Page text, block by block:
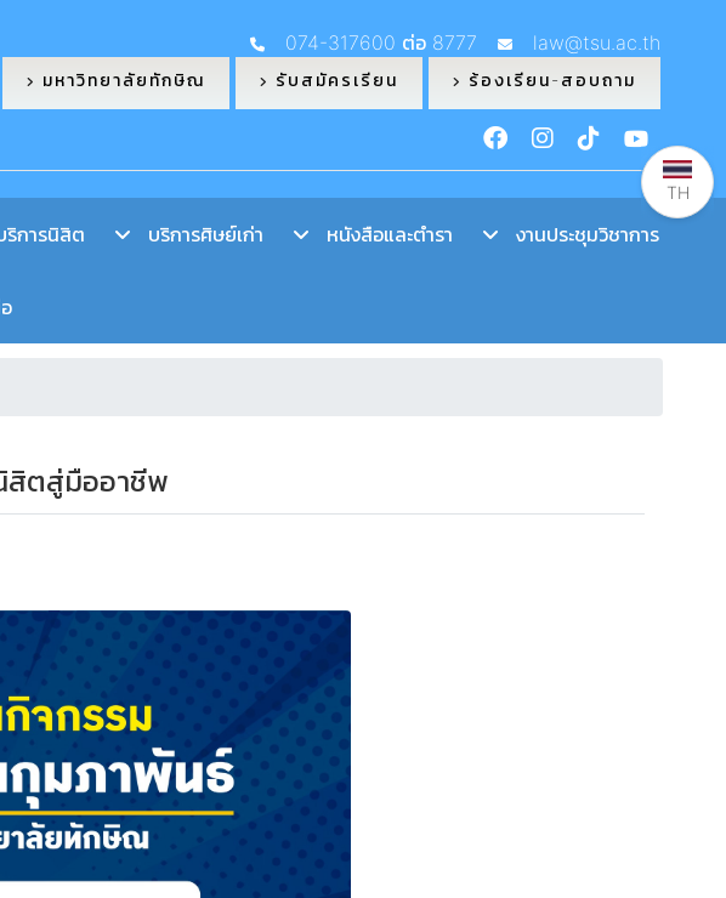
074-317600 ต่อ 8777 law@tsu.ac.th
มหาวิทยาลัยทักษิณ รับสมัครเรียน ร้องเรียน-สอบถาม
การนิสิต บริการศิษย์เก่า หนังสือและตำรา งานประชุมวิชาการ
สิตสู่มืออาชีพ
TH